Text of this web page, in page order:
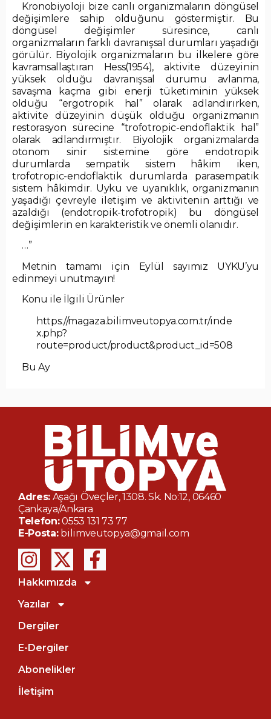
Kronobiyoloji bize canlı organizmaların döngüsel
değişimlere sahip olduğunu göstermiştir. Bu
döngüsel değişimler süresince, canlı
organizmaların farklı davranışsal durumları yaşadığı
görülür. Biyolojik organizmaların bu ilkelere göre
kavramsallaştıran Hess(1954), aktivite düzeyinin
yüksek olduğu davranışsal durumu avlanma,
savaşma kaçma gibi enerji tüketiminin yüksek
olduğu “ergotropik hal” olarak adlandırırken,
aktivite düzeyinin düşük olduğu organizmanın
restorasyon sürecine “trofotropic-endoflaktik hal”
olarak adlandırmıştır. Biyolojik organizmalarda
otonom sinir sistemine göre endotropik
durumlarda sempatik sistem hâkim iken,
trofotropic-endoflaktik durumlarda parasempatik
sistem hâkimdir. Uyku ve uyanıklık, organizmanın
yaşadığı çevreyle iletişim ve aktivitenin arttığı ve
azaldığı (endotropik-trofotropik) bu döngüsel
değişimlerin en karakteristik ve önemli olanıdır.
…”
Metnin tamamı için Eylül sayımız UYKU’yu
edinmeyi unutmayın!
Konu ile İlgili Ürünler
https://magaza.bilimveutopya.com.tr/inde
x.php?
route=product/product&product_id=508
Bu Ay
Adres: Aşağı Öveçler, 1308. Sk. No:12, 06460
Çankaya/Ankara
Telefon:0553 131 73 77
E-Posta: bilimveutopya@gmail.com
Hakkımızda
Yazılar
Dergiler
E-Dergiler
Abonelikler
İletişim